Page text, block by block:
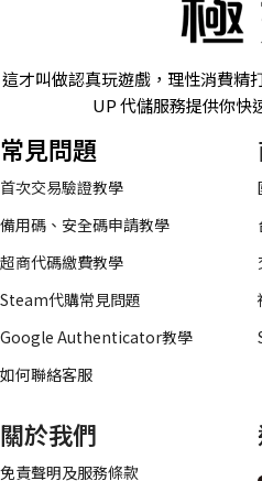
這才叫做認真玩遊戲，理性消費精
UP 代儲服務提供你快
常見問題
首次交易驗證教學
備用碼、安全碼申請教學
超商代碼繳費教學
Steam代購常見問題
Google Authenticator教學
如何聯絡客服
關於我們
免責聲明及服務條款